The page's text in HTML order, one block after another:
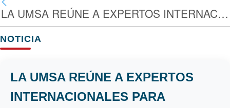
LA UMSA REÚNE A EXPERTOS INTERNACIONALES PARA ANALIZAR EL FUTURO DE LOS GLACIARES ANDINOS EN EL PRIMER DÍA MUNDIAL DE LOS GLACIARES
NOTICIA
LA UMSA REÚNE A EXPERTOS
INTERNACIONALES PARA